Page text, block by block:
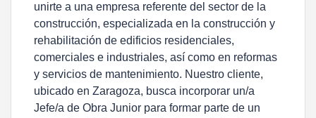
unirte a una empresa referente del sector de la
construcción, especializada en la construcción y
rehabilitación de edificios residenciales,
comerciales e industriales, así como en reformas
y servicios de mantenimiento. Nuestro cliente,
ubicado en Zaragoza, busca incorporar un/a
Jefe/a de Obra Junior para formar parte de un